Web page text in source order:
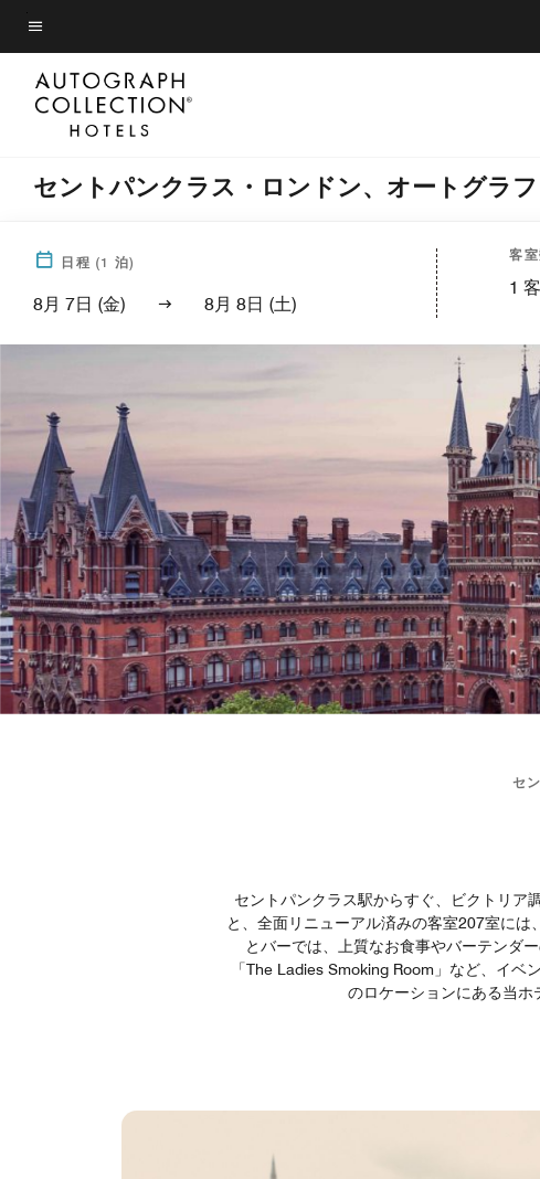
Skip
to
main
content
メニューのテキスト
セントパンクラス・ロンドン、オートグラ
日程 (1 泊)
8月 7日 (金) 8月 8日 (土)
客
1
セ
セントパンクラス駅からすぐ、ビクトリア
と、全面リニューアル済みの客室207室に
とバーでは、上質なお食事やバーテンダ
「The Ladies Smoking Room」など、イ
のロケーションにある当ホ